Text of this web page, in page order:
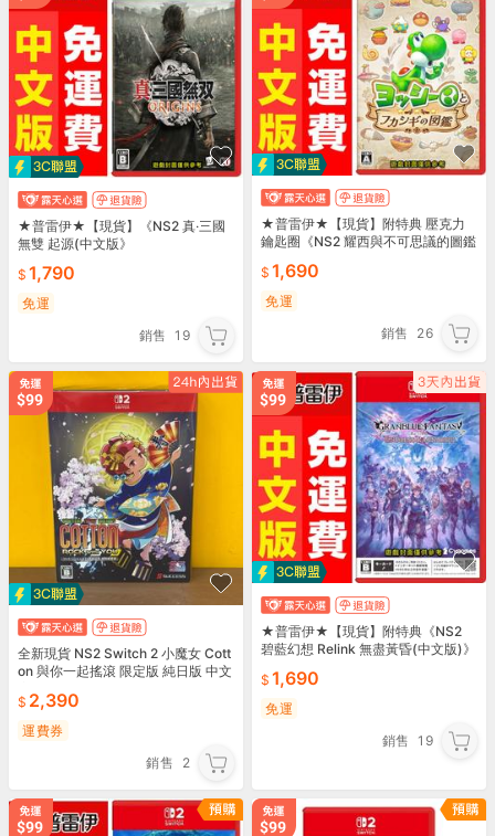
★普雷伊★【現貨】《NS2 真‧三國
無雙 起源(中文版》
1,790
免運
銷售 19
★普雷伊★【現貨】附特典 壓克力
鑰匙圈《NS2 耀西與不可思議的圖鑑
1,690
免運
銷售
26
全新現貨 NS2 Switch 2 小魔女 Cott
on 與你一起搖滾 限定版 純日版 中文
2,390
運費券
銷售
2
★普雷伊★【現貨】附特典《NS2
碧藍幻想 Relink 無盡黃昏(中文版)》
1,690
免運
銷售 19